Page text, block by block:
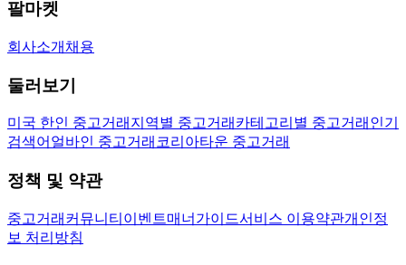
팔마켓
회사소개 채용
둘러보기
미국 한인 중고거래 지역별 중고거래 카테고리별 중고거래 인기
검색어 얼바인 중고거래 코리아타운 중고거래
정책 및 약관
중고거래 커뮤니티 이벤트매너가이드서비스 이용약관개인정
보 처리방침